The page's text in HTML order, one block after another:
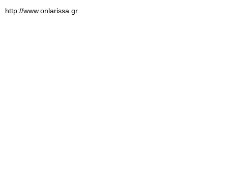
http://www.onlarissa.gr